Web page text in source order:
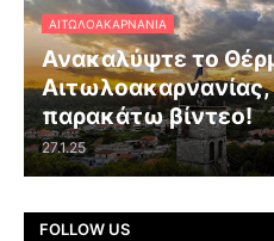
ΑΙΤΩΛΟΑΚΑΡΝΑΝΊΑ
Ανακαλύψτε το
παρακάτω βίντεο!
27.1.25
FOLLOW US